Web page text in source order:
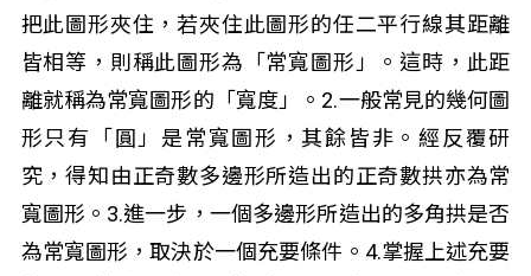
把此圖形夾住，若夾住此圖形的任二平行線其距離
皆相等，則稱此圖形為「常寬圖形」。這時，此距
離就稱為常寬圖形的「寬度」。2.一般常見的幾何圖
形只有「圓」是常寬圖形，其餘皆非。經反覆研
究，得知由正奇數多邊形所造出的正奇數拱亦為常
寬圖形。3.進一步，一個多邊形所造出的多角拱是否
為常寬圖形，取決於一個充要條件。4.掌握上述充要